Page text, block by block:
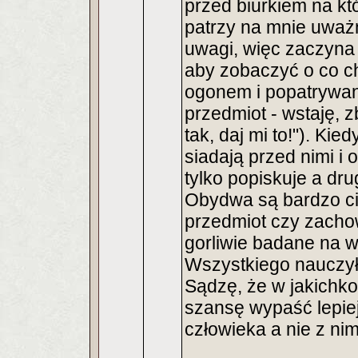
przed biurkiem na
patrzy na mnie
uwagi, więc
aby zobaczyć o co
ogonem i
przedmiot - wstaję,
tak, daj mi to!").
siadają przed nimi i
tylko popiskuje a
Obydwa są bardzo
przedmiot czy
gorliwie badane na
Wszystkiego
Sądzę, że w
szansę wypaść
człowieka a nie z